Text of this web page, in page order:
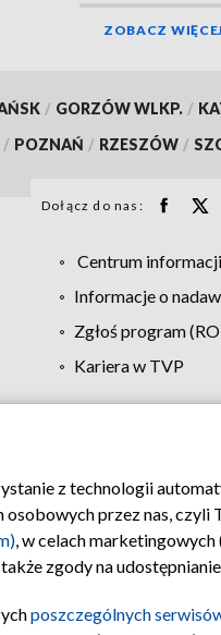
ZOBACZ WIĘCEJ
/ GORZÓW WLKP. /
/ POZNAŃ / RZESZÓW /
Dołącz do nas:
Centrum
Informacje o
Zgłoś program
Kariera w TVP
Moje zgody
z technologii
przez nas, czyli
, w celach
zgody na
poszczególnych